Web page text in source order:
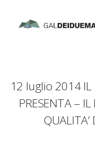
12 luglio 2014 IL
PRESENTA –
QUALITA’